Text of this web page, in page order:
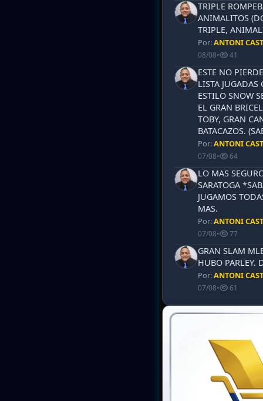
TRIPLE
ANIMALITOS
TRIPLE,
Por:ANTONI
08/08• 41
ESTE NO
LISTA JUGADAS
ESTILO SNOW
EL GRAN
TOBY, GRAN
BATACAZOS.
Por:ANTONI
07/08• 64
LO MAS
SARATOGA
JUGAMOS
MAS.
Por:ANTONI
07/08• 77
GRAN SLAM
HUBO PARLEY.
Por:ANTONI
07/08• 61